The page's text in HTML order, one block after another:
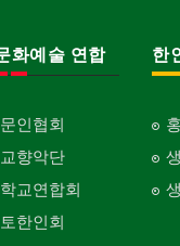
화예술 연합
인협회
향악단
교연합회
한인회
한